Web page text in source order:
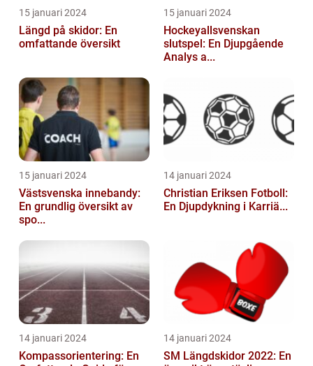
15 januari 2024
Längd på skidor: En
omfattande översikt
15 januari 2024
Hockeyallsvenskan
slutspel: En Djupgående
Analys a...
15 januari 2024
Västsvenska innebandy:
En grundlig översikt av
spo...
14 januari 2024
Christian Eriksen Fotboll:
En Djupdykning i Karriä...
14 januari 2024
Kompassorientering: En
14 januari 2024
SM Längdskidor 2022: En